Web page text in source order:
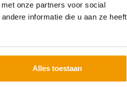
onze partners voor social
informatie die u aan ze heeft
Alles toestaan